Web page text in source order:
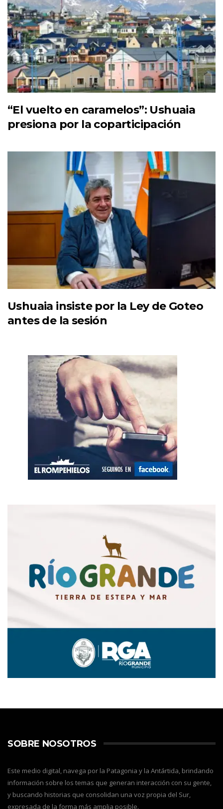
“El vuelto en caramelos”: Ushuaia
presiona por la coparticipación
Ushuaia insiste por la Ley de Goteo
antes de la sesión
SOBRE NOSOTROS
Este medio digital, navega por la Patagonia y la Antártida, brindando
información sobre los temas que generan interacción con su gente,
y buscando historias que consolidan una voz propia del Sur,
expresada de la forma más amplia posible.